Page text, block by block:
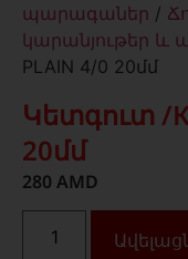
պարագաներ /
կարանյութեր և
PLAIN 4/0 20մմ
Կետգուտ /
20մմ
280 AMD